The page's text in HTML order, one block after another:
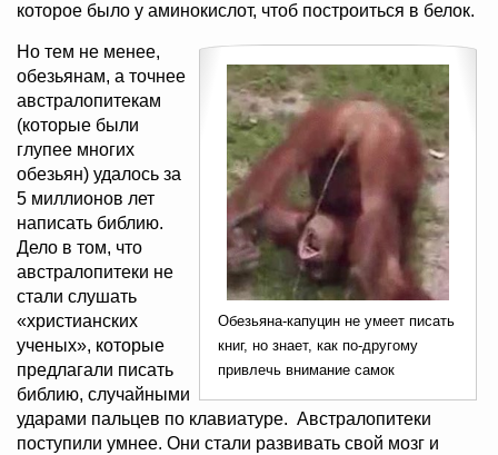
которое было у аминокислот, чтоб построиться в белок.
Обезьяна-капуцин не умеет писать
книг, но знает, как по-другому
привлечь внимание самок
Но тем не менее,
обезьянам, а точнее
австралопитекам
(которые были
глупее многих
обезьян) удалось за
5 миллионов лет
написать библию.
Дело в том, что
австралопитеки не
стали слушать
«христианских
ученых», которые
предлагали писать
библию, случайными
ударами пальцев по клавиатуре. Австралопитеки
поступили умнее. Они стали развивать свой мозг и